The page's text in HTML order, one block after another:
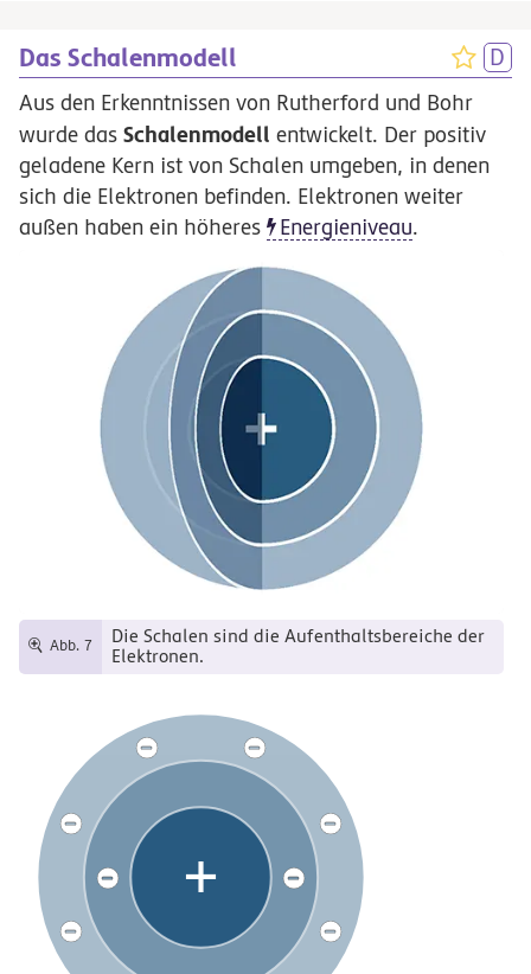
Das Schalenmodell
Aus den Erkenntnissen von Rutherford und Bohr
wurde das Schalenmodell entwickelt. Der positiv
geladene Kern ist von Schalen umgeben, in denen
sich die Elektronen befinden. Elektronen weiter
außen haben ein höheres
Energieniveau.
Abb. 7
Die Schalen sind die Aufenthaltsbereiche der
Elektronen.
ξ
ξ
ξ
ξ ξ
ξ
ξ
ξ +